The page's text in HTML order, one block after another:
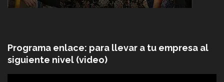
Programa enlace: para llevar a tu empresa al
siguiente nivel (video)